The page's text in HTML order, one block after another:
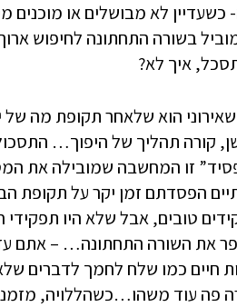
כשעדיין לא מבושלים או מוכנים
בשורה התחתונה לחיפוש
איך לא?
הוא שלאחר תקופת מה של
קורה תהליך של היפוך…
זו המחשבה שמובילה את
הפסדתם זמן יקר על תקופת
טובים, אבל שלא היו
את השורה התחתונה… – אתם
חיים כמו שלח לחמך לדברים
פה עוד משהו…כשהללויה,